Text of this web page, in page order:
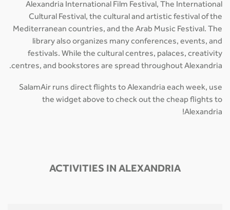
Alexandria International Film Festival, The International
Cultural Festival, the cultural and artistic festival of the
Mediterranean countries, and the Arab Music Festival. The
library also organizes many conferences, events, and
festivals. While the cultural centres, palaces, creativity
centres, and bookstores are spread throughout Alexandria.
SalamAir runs direct flights to Alexandria each week, use
the widget above to check out the cheap flights to
Alexandria!
ACTIVITIES IN ALEXANDRIA